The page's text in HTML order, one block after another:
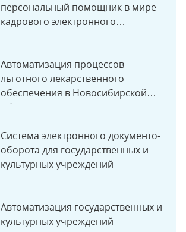
персональный помощник в мире
кадрового электронного
документооборота.
Автоматизация процессов
льготного лекарственного
обеспечения в Новосибирской
области
Система электронного документо­
оборота для государственных и
культурных учреждений
Автоматизация государственных и
культурных учреждений